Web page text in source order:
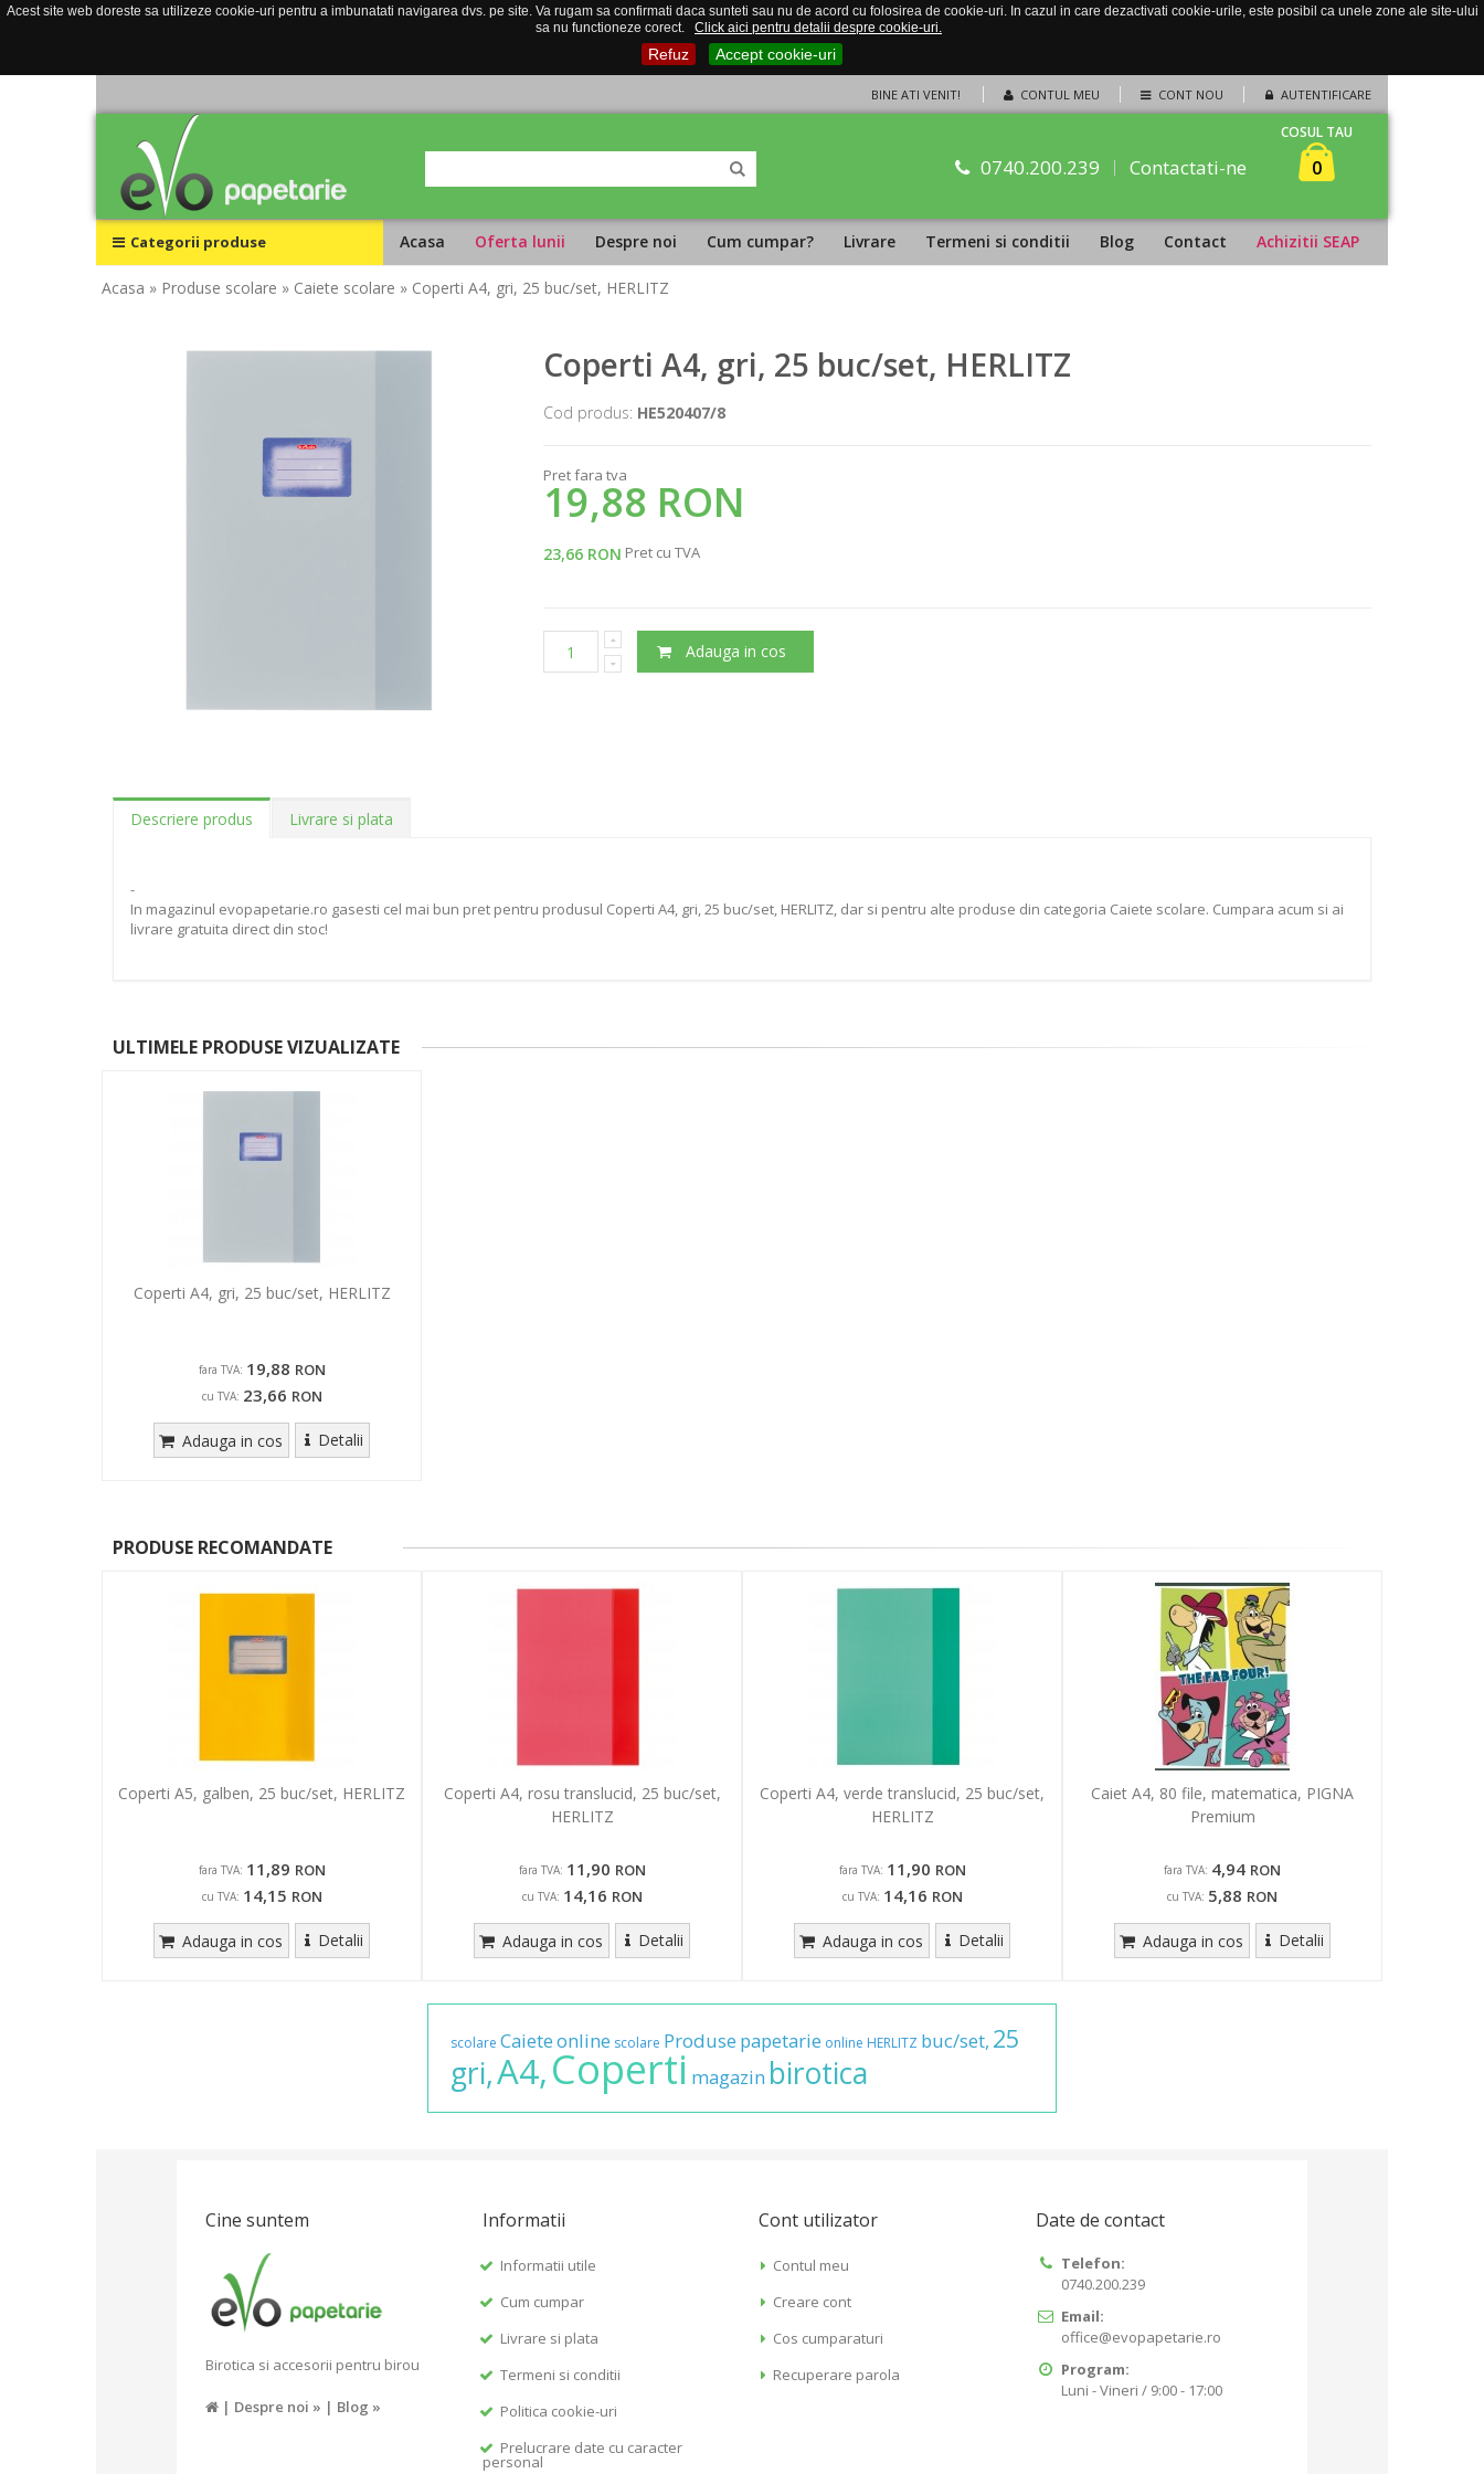
Acest site web doreste sa utilizeze cookie-uri pentru a imbunatati navigarea dvs. pe site. Va rugam sa confirmati daca sunteti sau nu de acord cu folosirea de cookie-uri. In cazul in care dezactivati cookie-urile, este posibil ca unele zone ale site-ului
sa nu functioneze corect.
Click aici pentru detalii despre cookie-uri.
Refuz Accept cookie-uri
CONTUL MEU CONT NOU AUTENTIFICARE
BINE ATI VENIT!
0740.200.239 Contactati-ne
COSUL TAU
0
Categorii produse Acasa Oferta lunii Despre noi Cum cumpar? Livrare Termeni si conditii Blog Contact Achizitii SEAP
Acasa » Produse scolare » Caiete scolare » Coperti A4, gri, 25 buc/set, HERLITZ
Coperti A4, gri, 25 buc/set, HERLITZ
Cod produs: HE520407/8
Pret fara tva
19,88 RON
23,66 RON Pret cu TVA
Adauga in cos
Descriere produs Livrare si plata
-
In magazinul evopapetarie.ro gasesti cel mai bun pret pentru produsul Coperti A4, gri, 25 buc/set, HERLITZ, dar si pentru alte produse din categoria Caiete scolare. Cumpara acum si ai
livrare gratuita direct din stoc!
ULTIMELE PRODUSE VIZUALIZATE
Coperti A4, gri, 25 buc/set, HERLITZ
fara TVA: 19,88 RON
cu TVA: 23,66 RON
Adauga in cos Detalii
PRODUSE RECOMANDATE
Coperti A5, galben, 25 buc/set, HERLITZ
fara TVA: 11,89 RON
cu TVA: 14,15 RON
Adauga in cos Detalii
Coperti A4, rosu translucid, 25 buc/set,
HERLITZ
fara TVA: 11,90 RON
cu TVA: 14,16 RON
Adauga in cos Detalii
Coperti A4, verde translucid, 25 buc/set,
HERLITZ
fara TVA: 11,90 RON
cu TVA: 14,16 RON
Adauga in cos Detalii
Caiet A4, 80 file, matematica, PIGNA
Premium
fara TVA: 4,94 RON
cu TVA: 5,88 RON
Adauga in cos Detalii
scolare Caieteonline scolare Produse papetarie online HERLITZ buc/set, 25
gri,A4,Coperti magazin birotica
Cine suntem
Birotica si accesorii pentru birou
| Despre noi » | Blog »
Informatii
Informatii utile
Cum cumpar
Livrare si plata
Termeni si conditii
Politica cookie-uri
Prelucrare date cu caracter
personal
Cont utilizator
Contul meu
Creare cont
Cos cumparaturi
Recuperare parola
Date de contact
Telefon:
0740.200.239
Email:
office@evopapetarie.ro
Program:
Luni - Vineri / 9:00 - 17:00